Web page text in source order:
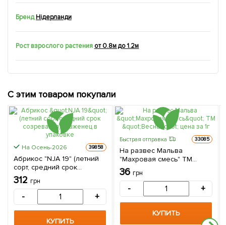
Бренд Нідерланди
Рост взрослого растения от 0.8м до 1.2м
С этим товаром покупали
На Осень-2026 39858
Абрикос "NJA 19" (летний
сорт, средний срок
созревания) 1 саженец в
упаковке
312 грн
- +
КУПИТЬ
Быстрая отправка 33085
На развес Мальва
"Махровая смесь" ТМ
"Весна" цена за 1г
36 грн
- +
КУПИТЬ